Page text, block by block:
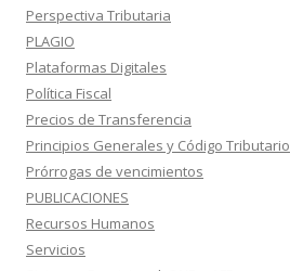
Perspectiva Tributaria
PLAGIO
Plataformas Digitales
Política Fiscal
Precios de Transferencia
Principios Generales y Código Tributario
Prórrogas de vencimientos
PUBLICACIONES
Recursos Humanos
Servicios